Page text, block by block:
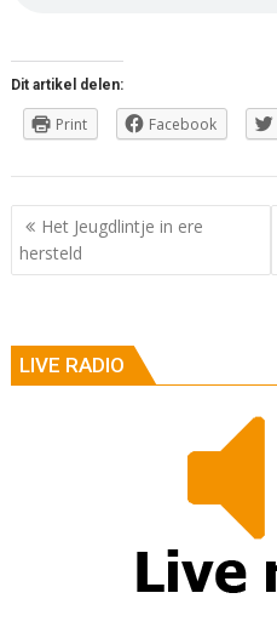
Dit artikel delen:
Print Facebook
Berichtnavigatie
Het Jeugdlintje in ere
hersteld
LIVE RADIO